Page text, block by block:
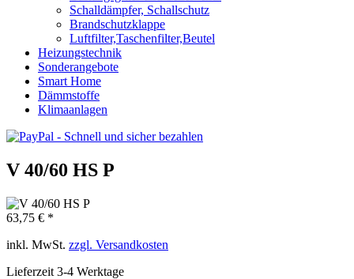
Schalldämpfer, Schallschutz
Brandschutzklappe
Luftfilter,Taschenfilter,Beutel
Heizungstechnik
Sonderangebote
Smart Home
Dämmstoffe
Klimaanlagen
V 40/60 HS P
63,75 € *
inkl. MwSt. zzgl. Versandkosten
Lieferzeit 3-4 Werktage